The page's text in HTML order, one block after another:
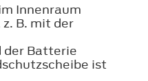
Innenraum
B. mit der
der Batterie
ist